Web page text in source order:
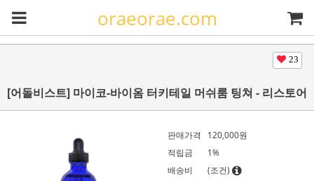
oraeorae.com
23
[어돌비스트] 마이코-바이옴 터키테일 머쉬룸 팅쳐 - 리스토어
판매가격 120,000원
적립금
1%
배송비
(조건)